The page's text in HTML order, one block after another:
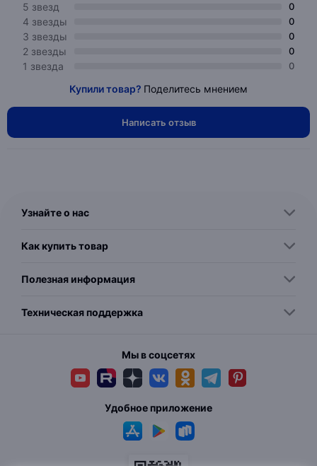
5 звезд
0
4 звезды 0
3 звезды 0
2 звезды 0
1 звезда 0
Купили товар? Поделитесь мнением
Написать отзыв
Узнайте о нас
Как купить товар
Полезная информация
Техническая поддержка
Мы в соцсетях
Удобное приложение